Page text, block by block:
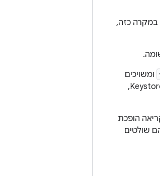
כזה,
ומשויכים
ועל Keystore,
הופכת
שולטים